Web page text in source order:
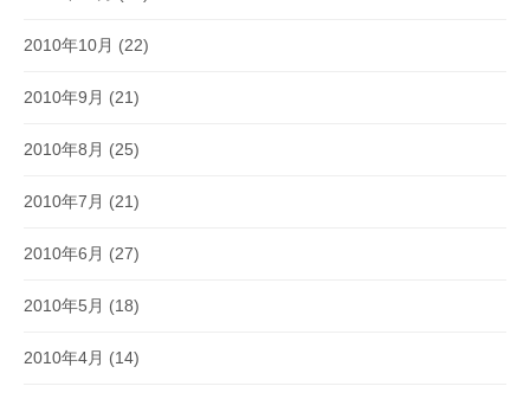
2010年10月 (22)
2010年9月 (21)
2010年8月 (25)
2010年7月 (21)
2010年6月 (27)
2010年5月 (18)
2010年4月 (14)